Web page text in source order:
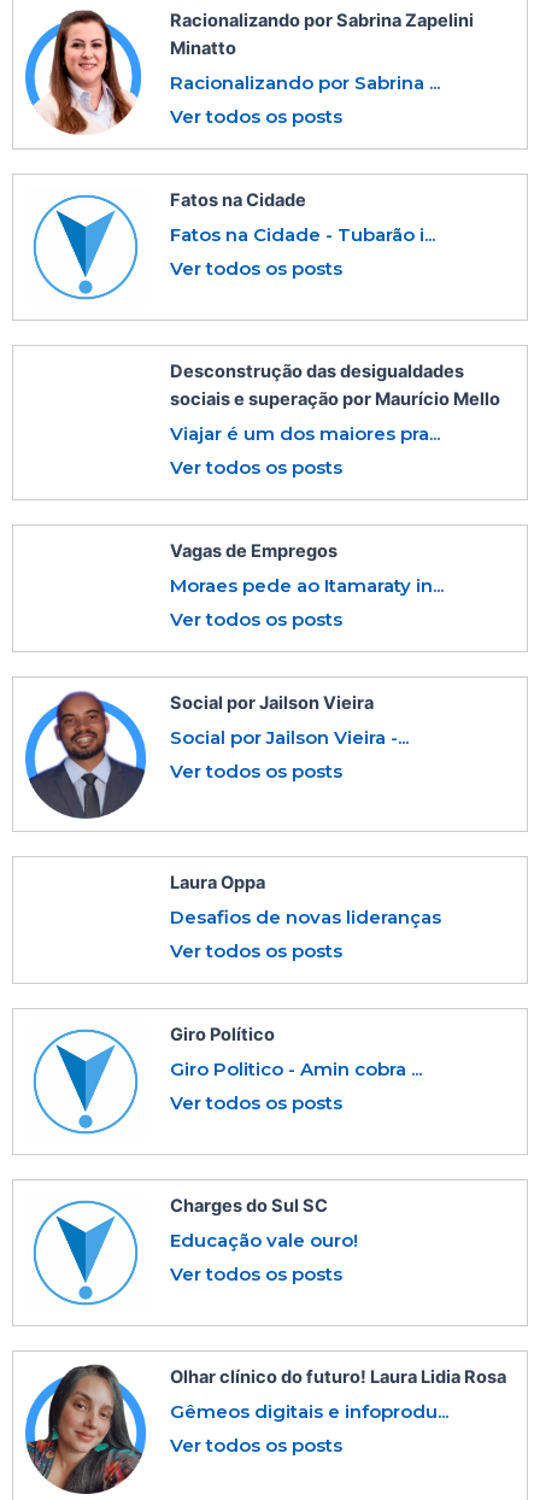
Racionalizando por Sabrina Zapelini
Minatto
Racionalizando por Sabrina ...
Ver todos os posts
Fatos na Cidade
Fatos na Cidade - Tubarão i...
Ver todos os posts
Desconstrução das desigualdades
sociais e superação por Maurício Mello
Viajar é um dos maiores pra...
Ver todos os posts
Vagas de Empregos
Moraes pede ao Itamaraty in...
Ver todos os posts
Social por Jailson Vieira
Social por Jailson Vieira -...
Ver todos os posts
Laura Oppa
Desafios de novas lideranças
Ver todos os posts
Giro Político
Giro Politico - Amin cobra ...
Ver todos os posts
Charges do Sul SC
Educação vale ouro!
Ver todos os posts
Olhar clínico do futuro! Laura Lidia Rosa
Gêmeos digitais e infoprodu...
Ver todos os posts